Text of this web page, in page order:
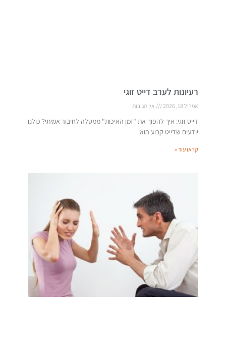
רעיונות לערב דייט זוגי
אפריל 18, 2026 אין תגובות
דייט זוגי: איך להפוך את "זמן האיכות" ממטלה לחיבור אמיתי? כולנו
יודעים שדייט קבוע הוא
קראו עוד »